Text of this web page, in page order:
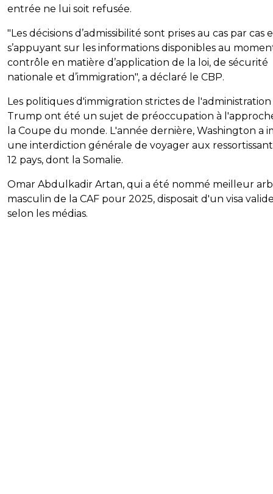
entrée ne lui soit refusée.
"Les décisions d’admissibilité sont prises au cas par cas
s’appuyant sur les informations disponibles au
contrôle en matière d’application de la loi, de sécurité
nationale et d’immigration", a déclaré le CBP.
Les politiques d'immigration strictes de l'administration
Trump ont été un sujet de préoccupation à
la Coupe du monde. L'année dernière, Washington a
une interdiction générale de voyager aux
12 pays, dont la Somalie.
Omar Abdulkadir Artan, qui a été nommé meilleur
masculin de la CAF pour 2025, disposait d'un visa
selon les médias.